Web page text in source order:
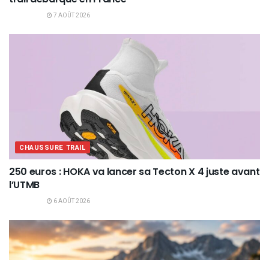
7 AOÛT 2026
CHAUSSURE TRAIL
250 euros : HOKA va lancer sa Tecton X 4 juste avant
l’UTMB
6 AOÛT 2026